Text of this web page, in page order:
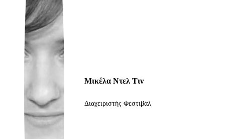
Ukrainian
Μικέλα Ντελ Τιν
Διαχειριστής Φεστιβάλ